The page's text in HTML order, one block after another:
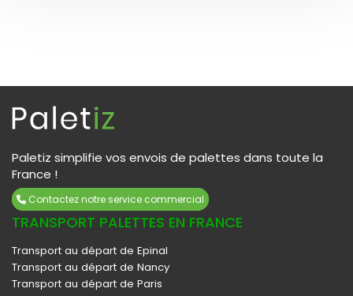
Paletiz simplifie vos envois de palettes dans toute la
France !
Contactez notre service commercial
TRANSPORT PALETTES EN FRANCE
Transport au départ de Epinal
Transport au départ de Nancy
Transport au départ de Paris